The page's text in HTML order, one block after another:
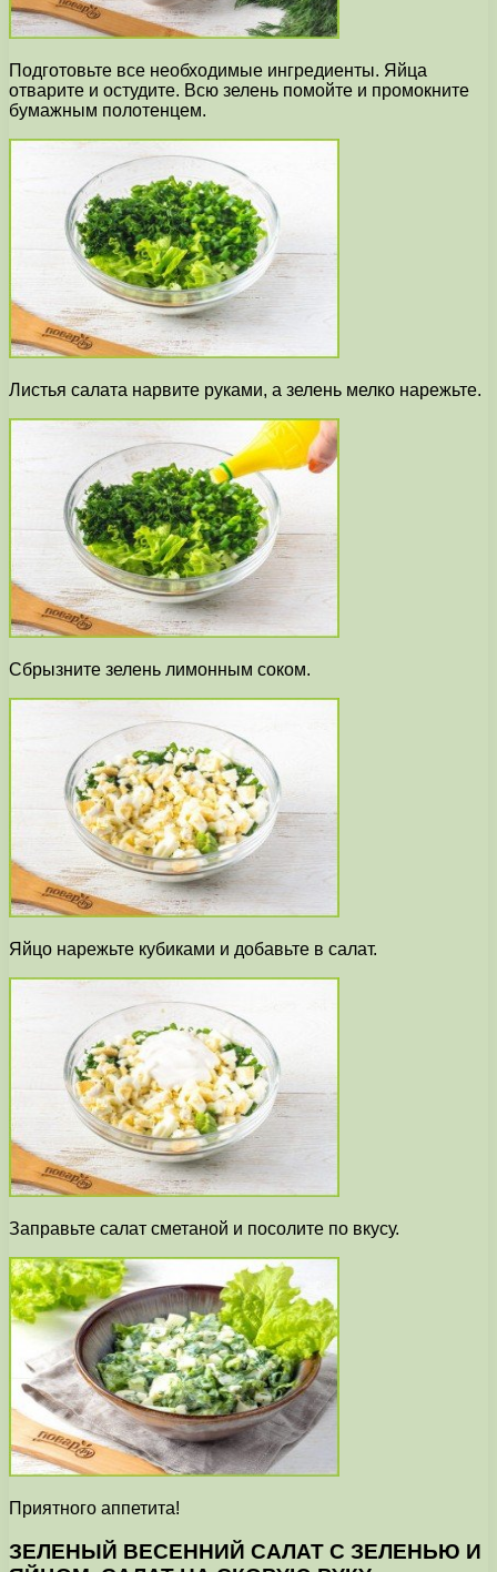
Подготовьте все необходимые ингредиенты. Яйца
отварите и остудите. Всю зелень помойте и промокните
бумажным полотенцем.
Листья салата нарвите руками, а зелень мелко нарежьте.
Сбрызните зелень лимонным соком.
Яйцо нарежьте кубиками и добавьте в салат.
Заправьте салат сметаной и посолите по вкусу.
Приятного аппетита!
ЗЕЛЕНЫЙ ВЕСЕННИЙ САЛАТ С ЗЕЛЕНЬЮ И